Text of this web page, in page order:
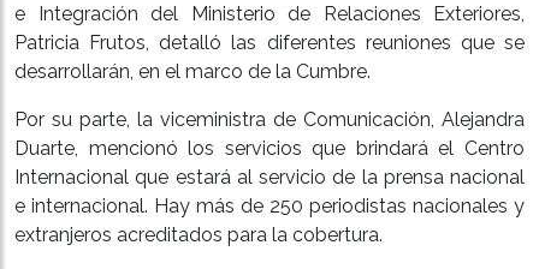
e Integración del Ministerio de Relaciones Exteriores,
Patricia Frutos, detalló las diferentes reuniones que se
desarrollarán, en el marco de la Cumbre.
Por su parte, la viceministra de Comunicación, Alejandra
Duarte, mencionó los servicios que brindará el Centro
Internacional que estará al servicio de la prensa nacional
e internacional. Hay más de 250 periodistas nacionales y
extranjeros acreditados para la cobertura.